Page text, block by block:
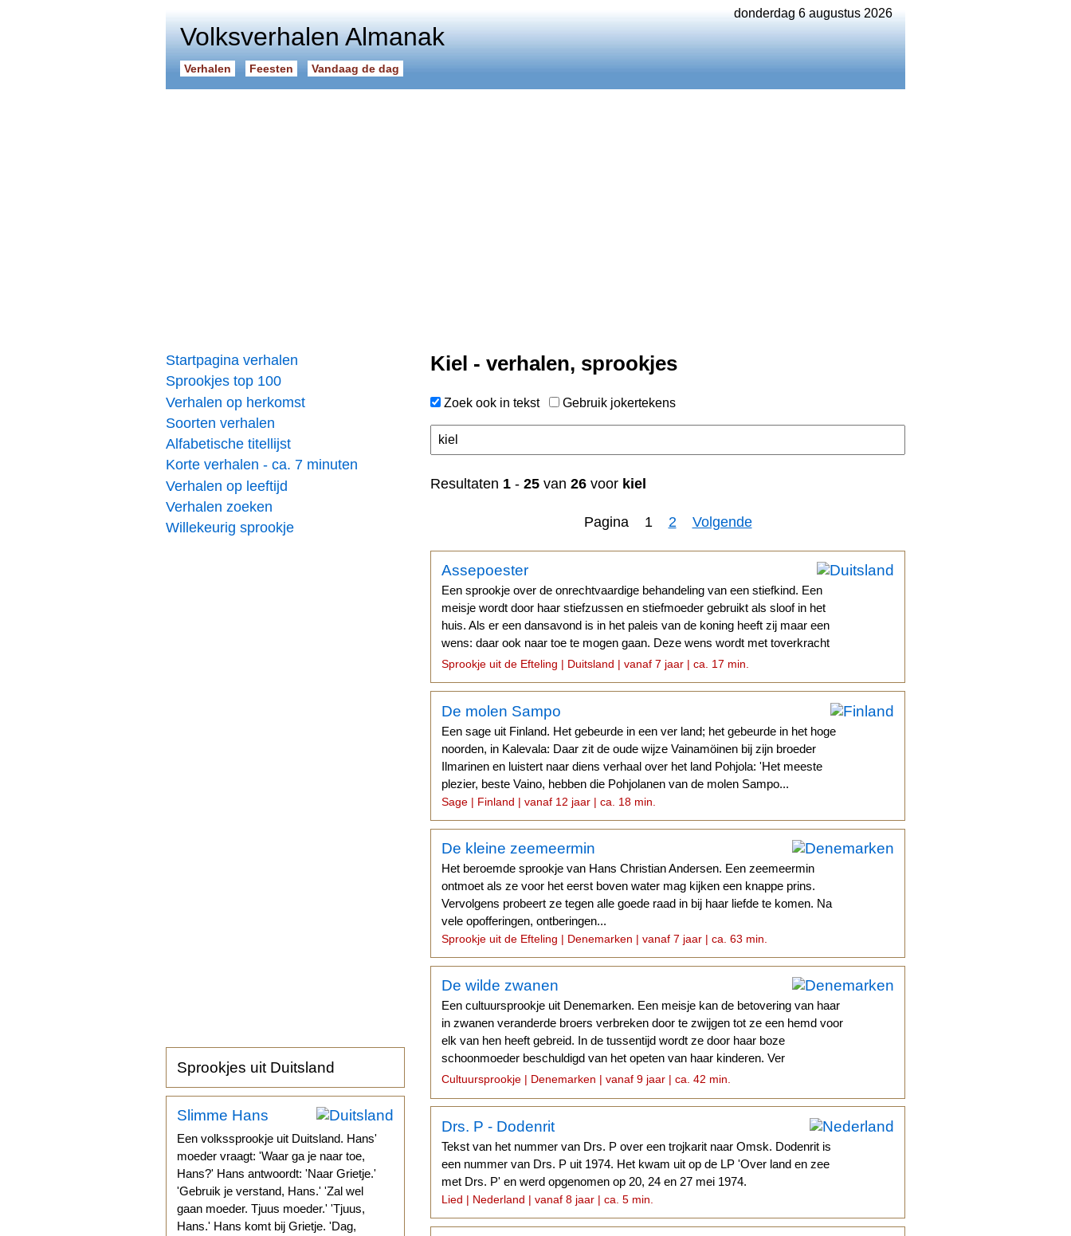
donderdag 6 augustus 2026
Volksverhalen Almanak
Verhalen Feesten Vandaag de dag
Startpagina verhalen
Sprookjes top 100
Verhalen op herkomst
Soorten verhalen
Alfabetische titellijst
Korte verhalen - ca. 7 minuten
Verhalen op leeftijd
Verhalen zoeken
Willekeurig sprookje
Sprookjes uit Duitsland
Slimme Hans
Een volkssprookje uit Duitsland. Hans'
moeder vraagt: 'Waar ga je naar toe,
Hans?' Hans antwoordt: 'Naar Grietje.'
'Gebruik je verstand, Hans.' 'Zal wel
gaan moeder. Tjuus moeder.' 'Tjuus,
Hans.' Hans komt bij Grietje. 'Dag,
Kiel - verhalen, sprookjes
Zoek ook in tekst Gebruik jokertekens
Resultaten 1 - 25 van 26 voor kiel
Pagina 1 2 Volgende
Assepoester
Een sprookje over de onrechtvaardige behandeling van een stiefkind. Een
meisje wordt door haar stiefzussen en stiefmoeder gebruikt als sloof in het
huis. Als er een dansavond is in het paleis van de koning heeft zij maar een
wens: daar ook naar toe te mogen gaan. Deze wens wordt met toverkracht
vervuld.
Sprookje uit de Efteling | Duitsland | vanaf 7 jaar | ca. 17 min.
De molen Sampo
Een sage uit Finland. Het gebeurde in een ver land; het gebeurde in het hoge
noorden, in Kalevala: Daar zit de oude wijze Vainamöinen bij zijn broeder
Ilmarinen en luistert naar diens verhaal over het land Pohjola: 'Het meeste
plezier, beste Vaino, hebben die Pohjolanen van de molen Sampo...
Sage | Finland | vanaf 12 jaar | ca. 18 min.
De kleine zeemeermin
Het beroemde sprookje van Hans Christian Andersen. Een zeemeermin
ontmoet als ze voor het eerst boven water mag kijken een knappe prins.
Vervolgens probeert ze tegen alle goede raad in bij haar liefde te komen. Na
vele opofferingen, ontberingen...
Sprookje uit de Efteling | Denemarken | vanaf 7 jaar | ca. 63 min.
De wilde zwanen
Een cultuursprookje uit Denemarken. Een meisje kan de betovering van haar
in zwanen veranderde broers verbreken door te zwijgen tot ze een hemd voor
elk van hen heeft gebreid. In de tussentijd wordt ze door haar boze
schoonmoeder beschuldigd van het opeten van haar kinderen. Ver
hiervandaan...
Cultuursprookje | Denemarken | vanaf 9 jaar | ca. 42 min.
Drs. P - Dodenrit
Tekst van het nummer van Drs. P over een trojkarit naar Omsk. Dodenrit is
een nummer van Drs. P uit 1974. Het kwam uit op de LP 'Over land en zee
met Drs. P' en werd opgenomen op 20, 24 en 27 mei 1974.
Lied | Nederland | vanaf 8 jaar | ca. 5 min.